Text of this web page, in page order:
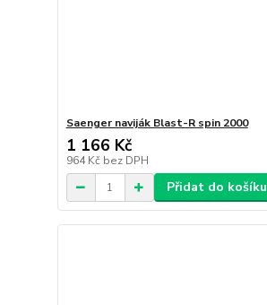
Saenger naviják Blast-R spin 2000
1 166 Kč
964 Kč bez DPH
Přidat do košíku